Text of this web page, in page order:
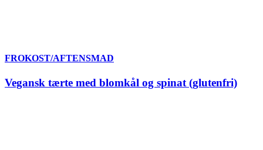
FROKOST/AFTENSMAD
Vegansk tærte med blomkål og spinat (glutenfri)